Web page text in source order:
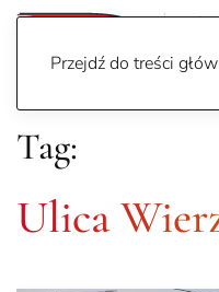
Przejdź do treści
Tag:
Ulica